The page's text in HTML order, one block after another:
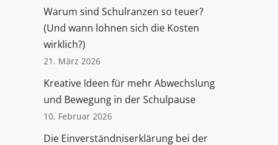
Warum sind Schulranzen so teuer?
(Und wann lohnen sich die Kosten
wirklich?)
21. März 2026
Kreative Ideen für mehr Abwechslung
und Bewegung in der Schulpause
10. Februar 2026
Die Einverständniserklärung bei der